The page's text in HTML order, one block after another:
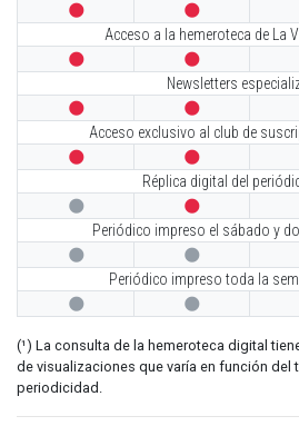
 
Acceso a la hemeroteca de La
 
Newsletters
 
Acceso exclusivo al club de
 
Réplica digital del
 
Periódico impreso el sábado y
 
Periódico impreso toda la
 
(¹) La consulta de la hemeroteca digital
de visualizaciones que varía en función del
periodicidad.